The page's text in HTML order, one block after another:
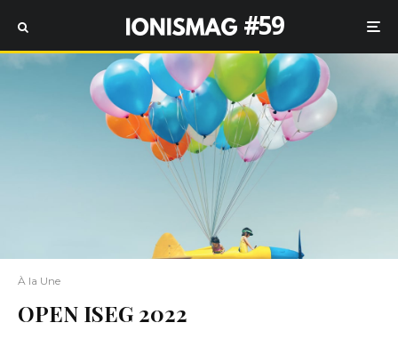
#59
À la Une
OPEN ISEG 2022